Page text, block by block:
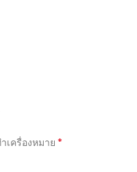
เครื่องหมาย *